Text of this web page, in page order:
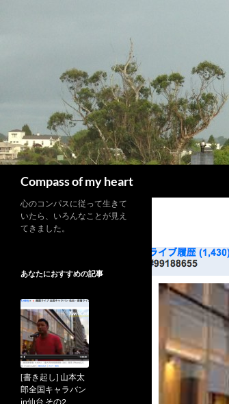
ッ
プ
Compass of my heart
心のコンパスに従って生きて
いたら、いろんなことが見え
てきました。
あなたにおすすめの記事
[書き起し] 山本太
郎全国キャラバン
in仙台 その2